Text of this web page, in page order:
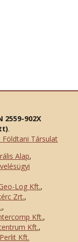
2559-902X
.
Földtani Társulat
Alap,
Log Kft.,
Zrt.,
,
Kft.,
Kft.,
Kft.